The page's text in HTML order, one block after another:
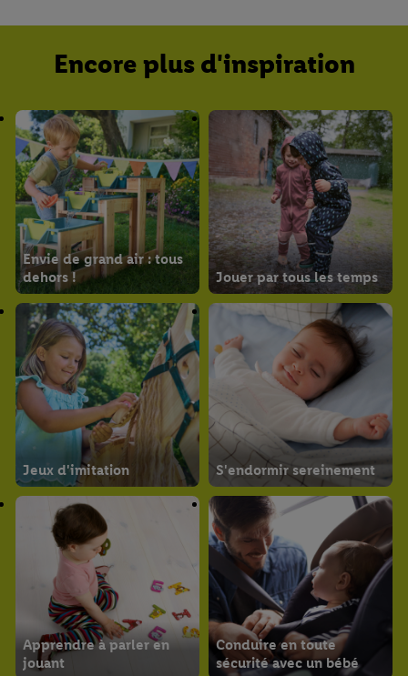
Encore plus d'inspiration
Envie de grand air : tous
dehors !
Jouer par tous les temps
Jeux d'imitation S'endormir sereinement
Apprendre à parler en
jouant
Conduire en toute
sécurité avec un bébé